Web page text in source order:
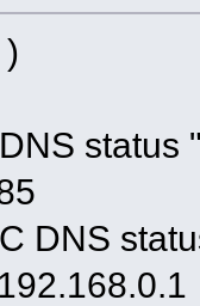
status
DNS